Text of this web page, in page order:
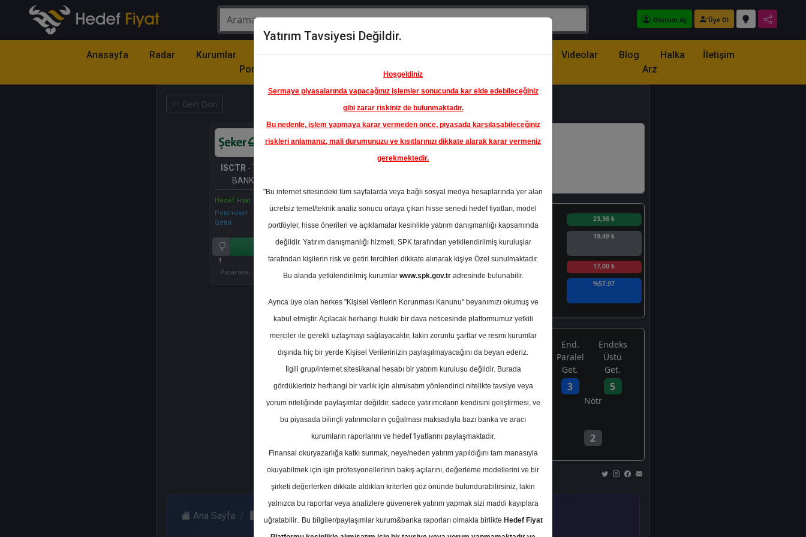
Oturum Aç Üye Ol
Anasayfa Radar Kurumlar
Model
Portföy
Hisse
Öne
Çıkanlar
Raporlar Partnerlerimiz Videolar Blog
Halka
Arz
İletişim
Geri Dön
ISCTR - TÜRKİYE İŞ
BANKASI A.Ş.
Hedef Fiyat
Potansiyel
Getiri
%0.00
1 1
Pazartesi, 13 Mayıs 2024
En Yüksek Tahmin 23,36 ₺
Ortalama Fiyat
Tahmini
19,49 ₺
17,00 ₺
Potansiyeli
%57.97
Kurum Sayısı
22
10 1
End.
Paralel
Get.
3
Endeks
Üstü
Get.
5
Tavsiye Yok Nötr
2
Pazartesi, 13 Mayıs 2024
Ana Sayfa Şeker Yatırım ISCTR Hedef Fiyat
Yatırım Tavsiyesi Değildir.
Hoşgeldiniz
Sermaye piyasalarında yapacağınız işlemler sonucunda kar elde edebileceğiniz
gibi zarar riskiniz de bulunmaktadır.
Bu nedenle, işlem yapmaya karar vermeden önce, piyasada karşılaşabileceğiniz
riskleri anlamanız, mali durumunuzu ve kısıtlarınızı dikkate alarak karar vermeniz
gerekmektedir.
"Bu internet sitesindeki tüm sayfalarda veya bağlı sosyal medya hesaplarında yer alan
ücretsiz temel/teknik analiz sonucu ortaya çıkan hisse senedi hedef fiyatları, model
portföyler, hisse önerileri ve açıklamalar kesinlikle yatırım danışmanlığı kapsamında
değildir. Yatırım danışmanlığı hizmeti, SPK tarafından yetkilendirilmiş kuruluşlar
tarafından kişilerin risk ve getiri tercihleri dikkate alınarak kişiye Özel sunulmaktadır.
Bu alanda yetkilendirilmiş kurumlar www.spk.gov.tradresinde bulunabilir.
Ayrıca üye olan herkes "Kişisel Verilerin Korunması Kanunu" beyanımızı okumuş ve
kabul etmiştir. Açılacak herhangi hukiki bir dava neticesinde platformumuz yetkili
merciler ile gerekli uzlaşmayı sağlayacaktır, lakin zorunlu şartlar ve resmi kurumlar
dışında hiç bir yerde Kişisel Verilerinizin paylaşılmayacağını da beyan ederiz.
İlgili grup/internet sitesi/kanal hesabı bir yatırım kuruluşu değildir. Burada
gördükleriniz herhangi bir varlık için alım/satım yönlendirici nitelikte tavsiye veya
yorum niteliğinde paylaşımlar değildir, sadece yatırımcıların kendisini geliştirmesi, ve
bu piyasada bilinçli yatırımcıların çoğalması maksadıyla bazı banka ve aracı
kurumların raporlarını ve hedef fiyatlarını paylaşmaktadır.
Finansal okuryazarlığa katkı sunmak, neye/neden yatırım yapıldığını tam manasıyla
okuyabilmek için işin profesyonellerinin bakış açılarını, değerleme modellerini ve bir
şirketi değerlerken dikkate aldıkları kriterleri göz önünde bulundurabilirsiniz, lakin
yalnızca bu raporlar veya analizlere güvenerek yatırım yapmak sizi maddi kayıplara
uğratabilir.. Bu bilgiler/paylaşımlar kurum&banka raporları olmakla birlikte Hedef Fiyat